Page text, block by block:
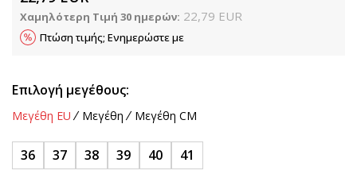
Χαμηλότερη Τιμή 30 ημερών: 22,79 EUR
Πτώση τιμής; Ενημερώστε με
Επιλογή μεγέθους:
Μεγέθη EU Μεγέθη Μεγέθη CM
36 37 38 39 40 41